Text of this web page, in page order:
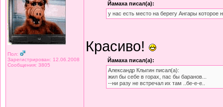
Пол:
Зарегистрирован: 12.06.2008
Сообщения: 3805
Йамаха писал(а):
у нас есть место на берегу Ангары которое
Красиво!
Йамаха писал(а):
Александр Клыгин писал(а):
жил бы себе в горах, пас бы баранов...
--ни разу не встречал их там ..бе-е-е..